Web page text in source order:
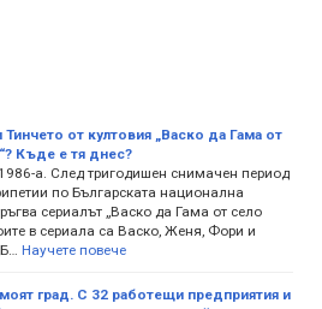
от култовия „Васко да Гама от
Къде е тя днес?
а. След тригодишен снимачен период
по Българската национална
сериалът „Васко да Гама от село
в сериала са Васко, Женя, Фори и
Научете повече
град. С 32 работещи предприятия и